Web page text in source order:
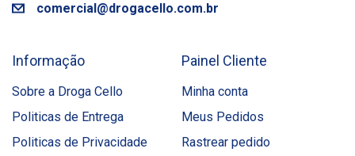
comercial@drogacello.com.br
Informação
Sobre a Droga Cello
Politicas de Entrega
Politicas de Privacidade
Painel Cliente
Minha conta
Meus Pedidos
Rastrear pedido